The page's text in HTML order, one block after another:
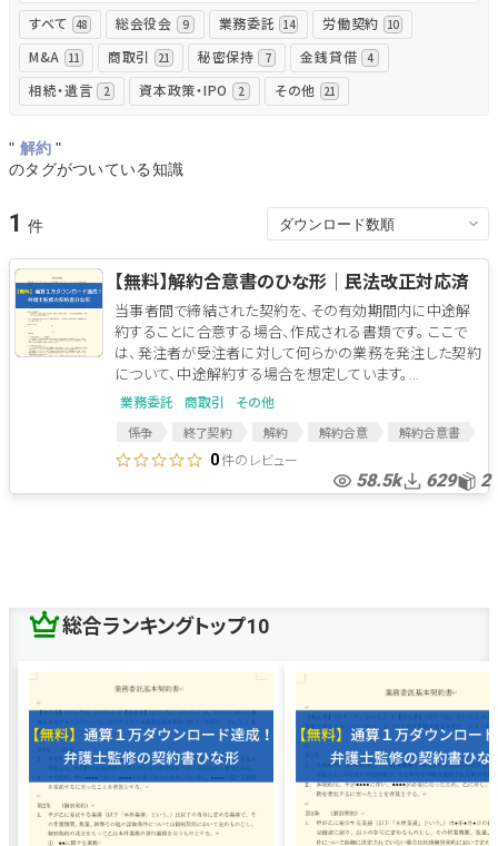
無料でアンケート
匿名360°評価
ちょこっと相談とは？
ログイン
すべて 48 総会役会 9 業務委託 14 労働契約 10
M&A 11 商取引 21 秘密保持 7 金銭貸借 4
相続・遺言 2 資本政策・IPO 2 その他 21
" 解約 "
のタグがついている知識
1
【無料】解約合意書のひな形│民法改正対応済
当事者間で締結された契約を、その有効期間内に中途解
約することに合意する場合、作成される書類です。 ここで
は、発注者が受注者に対して何らかの業務を発注した契約
について、中途解約する場合を想定しています。...
業務委託 商取引 その他
係争 終了契約 解約 解約合意
解約合意書
契約終了
終了合意 民法改正
0件のレビュー
58.5k 629 2
総合ランキングトップ10